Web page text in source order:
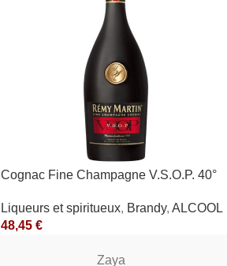
Cognac Fine Champagne V.S.O.P. 40°
Liqueurs et spiritueux, Brandy, ALCOOL
48,45 €
Zaya